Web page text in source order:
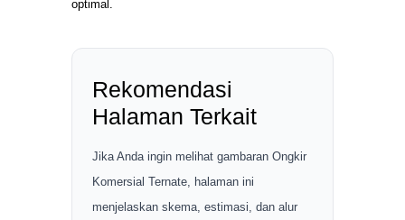
optimal.
Rekomendasi
Halaman Terkait
Jika Anda ingin melihat gambaran Ongkir
Komersial Ternate, halaman ini
menjelaskan skema, estimasi, dan alur